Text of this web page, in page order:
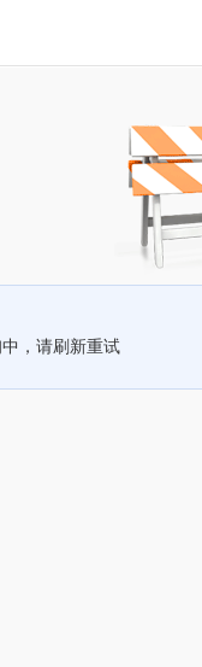
，请刷新重试